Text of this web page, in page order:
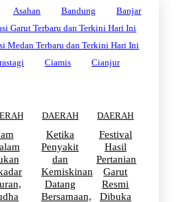
Asahan Bandung
Banjar
Garut Terbaru dan Terkini Hari Ini
Medan Terbaru dan Terkini Hari Ini
Ciamis Cianjur
DAERAH
Ketika
Penyakit
dan
Kemiskinan
Datang
Bersamaan,
DAERAH
Festival
Hasil
Pertanian
Garut
Resmi
Dibuka